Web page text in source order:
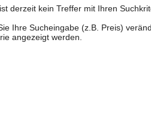
derzeit kein Treffer mit Ihren
Ihre Sucheingabe (z.B. Preis)
angezeigt werden.